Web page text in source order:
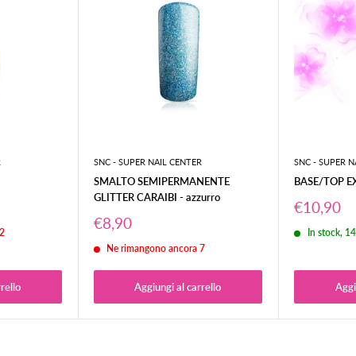
(
tracciatura del
è consigliabile
specificando
SNC - SUPER NAIL CENTER
SMALTO SEMIPERMANENTE
GLITTER CARAIBI - azzurro
Prezzo
scontato
€8,90
Ne rimangono ancora 7
Aggiungi al carrello
SNC - SUPER
BASE/TOP
Prezzo
scontato
€10,90
In stock, 14